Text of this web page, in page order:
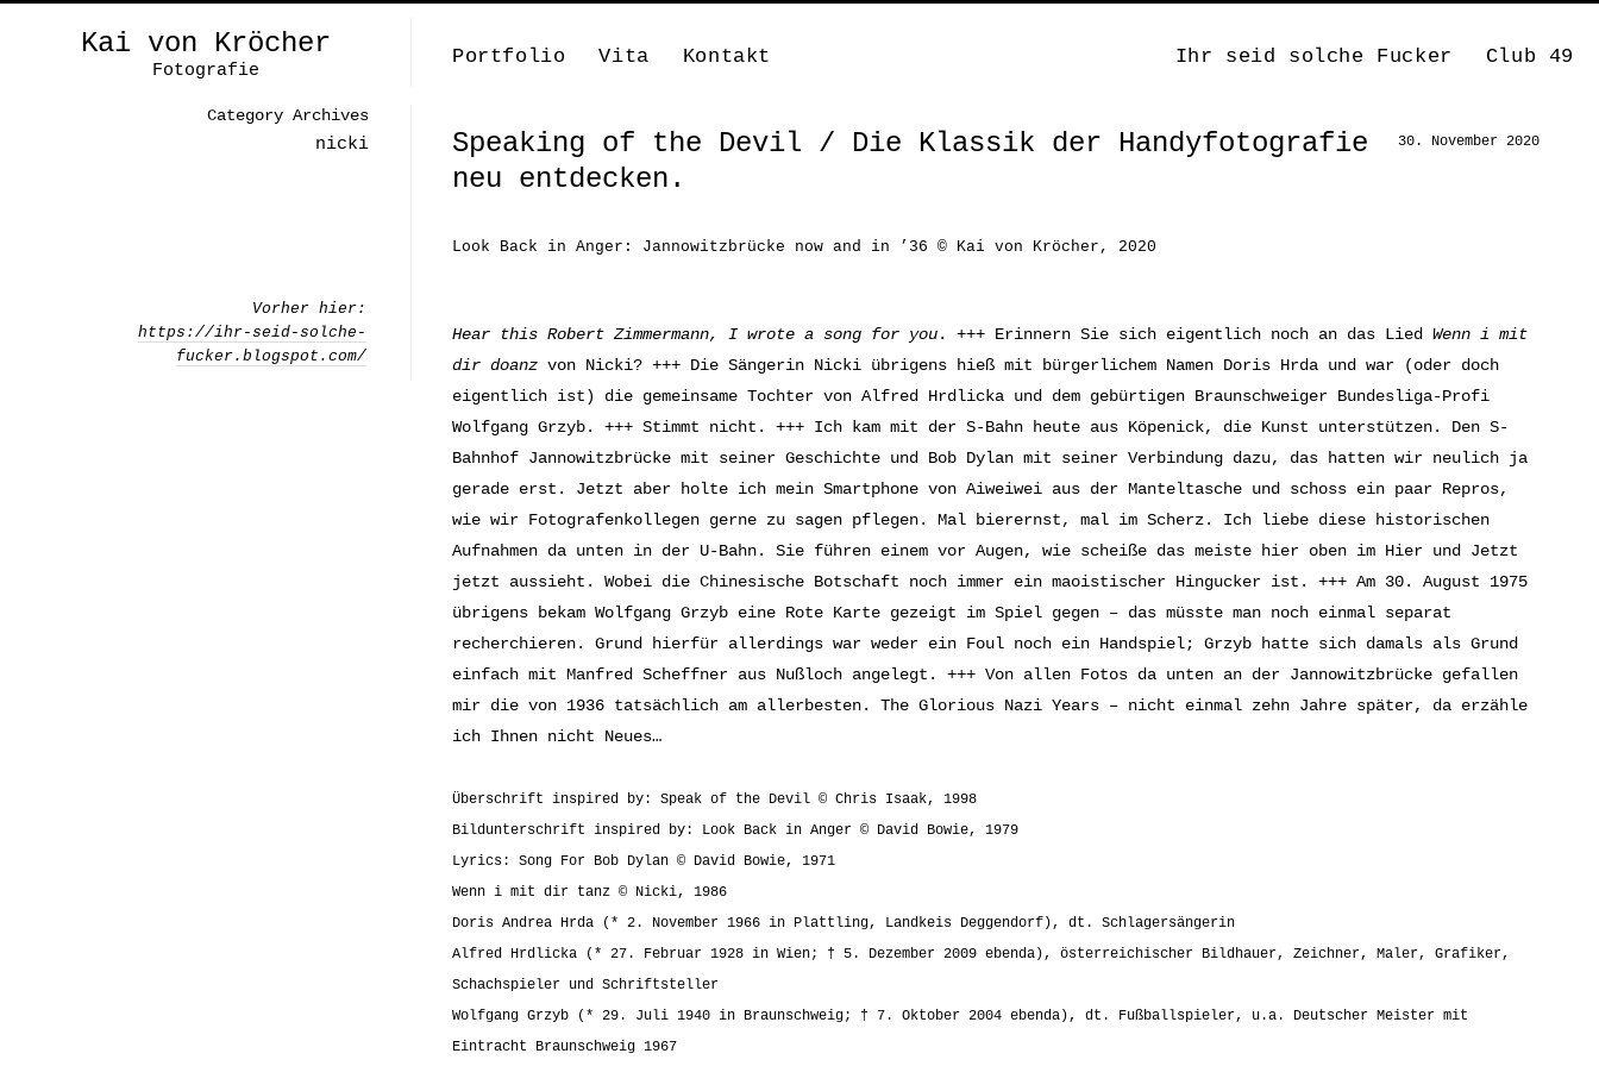
Kai von Kröcher
Fotografie
Portfolio Vita Kontakt Ihr seid solche Fucker Club 49
Speaking of the Devil / Die Klassik der Handyfotografie
neu entdecken.
30. November 2020
Look Back in Anger: Jannowitzbrücke now and in ’36 © Kai von Kröcher, 2020
Hear this Robert Zimmermann, I wrote a song for you. +++ Erinnern Sie sich eigentlich noch an das Lied Wenn i mit
dir doanz von Nicki? +++ Die Sängerin Nicki übrigens hieß mit bürgerlichem Namen Doris Hrda und war (oder doch
eigentlich ist) die gemeinsame Tochter von Alfred Hrdlicka und dem gebürtigen Braunschweiger Bundesliga-Profi
Wolfgang Grzyb. +++ Stimmt nicht. +++ Ich kam mit der S-Bahn heute aus Köpenick, die Kunst unterstützen. Den S-
Bahnhof Jannowitzbrücke mit seiner Geschichte und Bob Dylan mit seiner Verbindung dazu, das hatten wir neulich ja
gerade erst. Jetzt aber holte ich mein Smartphone von Aiweiwei aus der Manteltasche und schoss ein paar Repros,
wie wir Fotografenkollegen gerne zu sagen pflegen. Mal bierernst, mal im Scherz. Ich liebe diese historischen
Aufnahmen da unten in der U-Bahn. Sie führen einem vor Augen, wie scheiße das meiste hier oben im Hier und Jetzt
jetzt aussieht. Wobei die Chinesische Botschaft noch immer ein maoistischer Hingucker ist. +++ Am 30. August 1975
übrigens bekam Wolfgang Grzyb eine Rote Karte gezeigt im Spiel gegen – das müsste man noch einmal separat
recherchieren. Grund hierfür allerdings war weder ein Foul noch ein Handspiel; Grzyb hatte sich damals als Grund
einfach mit Manfred Scheffner aus Nußloch angelegt. +++ Von allen Fotos da unten an der Jannowitzbrücke gefallen
mir die von 1936 tatsächlich am allerbesten. The Glorious Nazi Years – nicht einmal zehn Jahre später, da erzähle
ich Ihnen nicht Neues…
Überschrift inspired by: Speak of the Devil © Chris Isaak, 1998
Bildunterschrift inspired by: Look Back in Anger © David Bowie, 1979
Lyrics: Song For Bob Dylan © David Bowie, 1971
Wenn i mit dir tanz © Nicki, 1986
Doris Andrea Hrda (* 2. November 1966 in Plattling, Landkeis Deggendorf), dt. Schlagersängerin
Alfred Hrdlicka (* 27. Februar 1928 in Wien; † 5. Dezember 2009 ebenda), österreichischer Bildhauer, Zeichner, Maler, Grafiker,
Schachspieler und Schriftsteller
Wolfgang Grzyb (* 29. Juli 1940 in Braunschweig; † 7. Oktober 2004 ebenda), dt. Fußballspieler, u.a. Deutscher Meister mit
Eintracht Braunschweig 1967
Category Archives
nicki
Vorher hier:
https://ihr-seid-solche-
fucker.blogspot.com/